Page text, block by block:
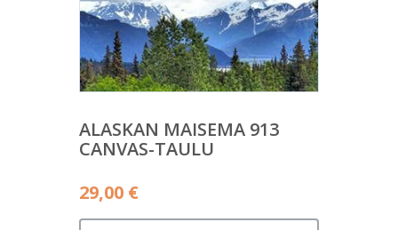
ALASKAN MAISEMA 913
CANVAS-TAULU
29,00 €